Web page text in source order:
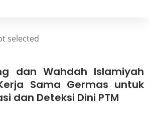
selected
dan Wahdah Islamiyah
Sama Germas untuk
dan Deteksi Dini PTM